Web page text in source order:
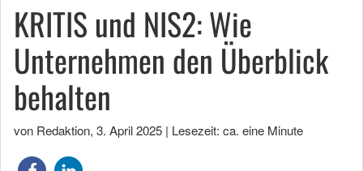
KRITIS und NIS2: Wie
Unternehmen den Überblick
behalten
von Redaktion, 3. April 2025 | Lesezeit: ca. eine Minute